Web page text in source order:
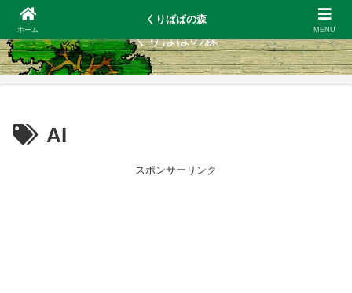
くりぱぱの森
AI
スポンサーリンク
ホーム
くりぱぱの森
MENU